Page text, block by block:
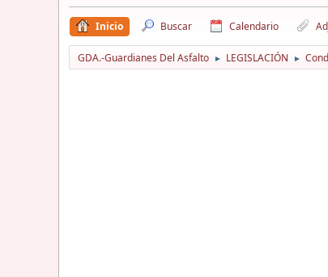
Inicio Buscar Calendario
GDA.-Guardianes Del Asfalto ► LEGISLACIÓN ►